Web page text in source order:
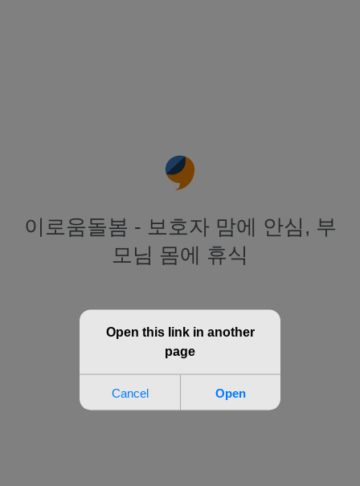
이로움돌봄 - 보호자 맘에 안심, 부
모님 몸에 휴식